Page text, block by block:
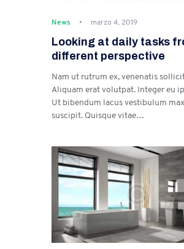
News marzo 4, 2019
Looking at daily tasks
different perspective
Nam ut rutrum ex, venenatis
Aliquam erat volutpat. Integer eu
Ut bibendum lacus vestibulum
suscipit. Quisque vitae…